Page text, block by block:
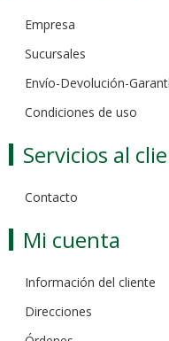
Empresa
Sucursales
Envío-Devolución-
Condiciones de uso
Servicios al
Contacto
Mi cuenta
Información del cliente
Direcciones